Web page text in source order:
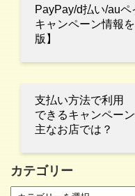
PayPay/d払い/auペ
キャンペーン情報
版】
支払い方法で利用
できるキャンペーン
主なお店では？
カテゴリー